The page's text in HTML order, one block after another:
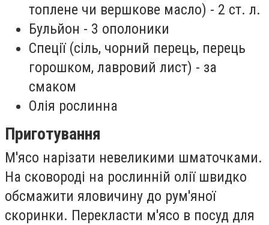
топлене чи вершкове масло) - 2 ст. л.
Бульйон - 3 ополоники
Спеції (сіль, чорний перець, перець
горошком, лавровий лист) - за
смаком
Олія рослинна
Приготування
М'ясо нарізати невеликими шматочками.
На сковороді на рослинній олії швидко
обсмажити яловичину до рум'яної
скоринки. Перекласти м'ясо в посуд для